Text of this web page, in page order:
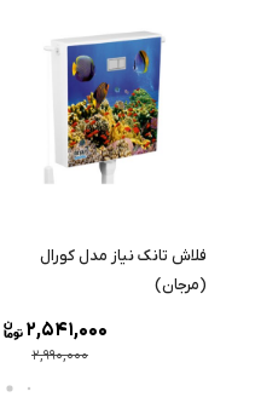
فلاش تانک نیاز مدل کورال
(مرجان)
2,990,000
2,541,000